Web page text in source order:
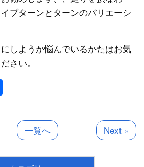
ブターンとターンのバリエーシ
しようか悩んでいるかたはお気
さい。
一覧へ Next »